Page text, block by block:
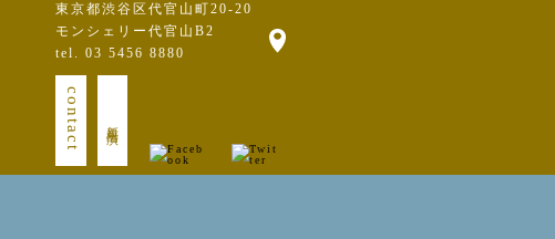
東京都渋谷区代官山町20-20
モンシェリー代官山B2
tel. 03 5456 8880
contact